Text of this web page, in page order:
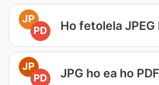
JP
PD
Ho fetolela JPEG
JP
PD
JPG ho ea ho PDF